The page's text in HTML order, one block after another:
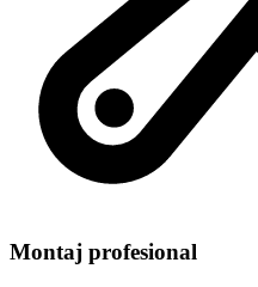
Montaj profesional